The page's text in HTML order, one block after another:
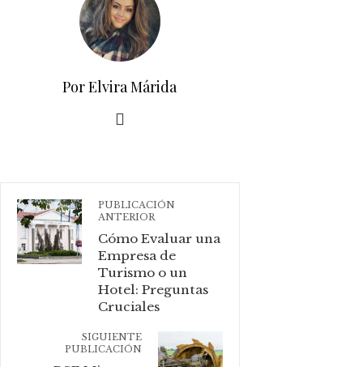
Por Elvira Márida
PUBLICACIÓN
ANTERIOR
Cómo Evaluar una
Empresa de
Turismo o un
Hotel: Preguntas
Cruciales
SIGUIENTE
PUBLICACIÓN